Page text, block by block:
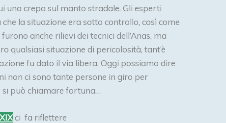
una crepa sul manto stradale. Gli esperti
la situazione era sotto controllo, così come
anche rilievi dei tecnici dell’Anas, ma
qualsiasi situazione di pericolosità, tant’è
fu dato il via libera. Oggi possiamo dire
non ci sono tante persone in giro per
si può chiamare fortuna…
ci fa riflettere